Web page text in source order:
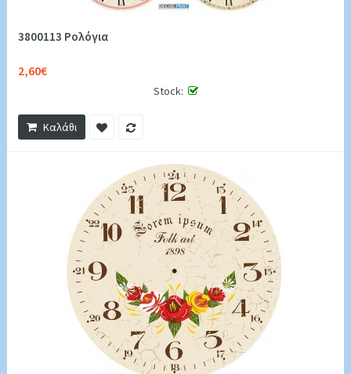
3800113 Ρολόγια
2,60€
Stock:
Καλάθι